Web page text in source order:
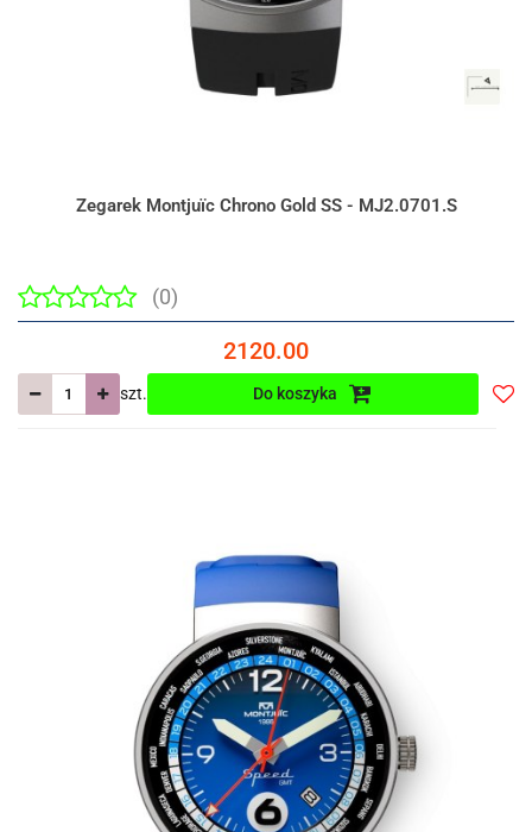
Zegarek Montjuïc Chrono Gold SS - MJ2.0701.S
(0)
2120.00
szt. Do koszyka